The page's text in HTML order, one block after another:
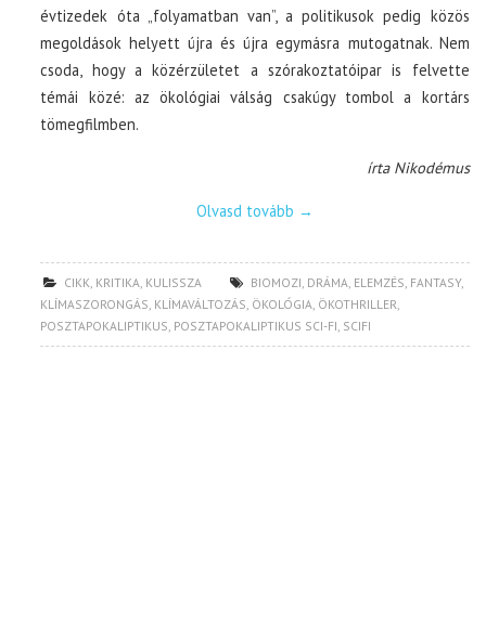
évtizedek óta „folyamatban van”, a politikusok pedig közös
megoldások helyett újra és újra egymásra mutogatnak. Nem
csoda, hogy a közérzületet a szórakoztatóipar is felvette
témái közé: az ökológiai válság csakúgy tombol a kortárs
tömegfilmben.
írta Nikodémus
Olvasd tovább →
CIKK, KRITIKA, KULISSZA BIOMOZI, DRÁMA, ELEMZÉS, FANTASY,
KLÍMASZORONGÁS, KLÍMAVÁLTOZÁS, ÖKOLÓGIA, ÖKOTHRILLER,
POSZTAPOKALIPTIKUS, POSZTAPOKALIPTIKUS SCI-FI, SCIFI